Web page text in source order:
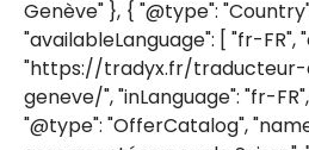
Genève" }, { "@type":
"availableLanguage": [ "fr-FR",
"https://tradyx.fr/
geneve/", "inLanguage": "fr-
"@type": "OfferCatalog",